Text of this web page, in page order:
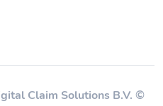
Claim Solutions B.V. ©